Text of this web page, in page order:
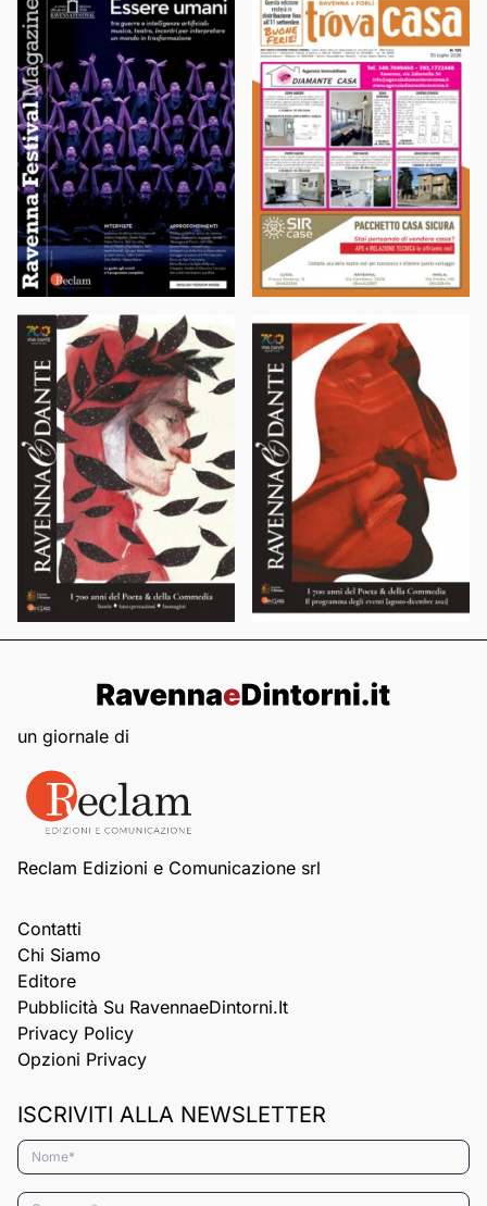
un giornale di
Reclam Edizioni e Comunicazione srl
Contatti
Chi Siamo
Editore
Pubblicità Su RavennaeDintorni.it
Privacy Policy
Opzioni Privacy
ISCRIVITI ALLA NEWSLETTER
Nome*
Cognome*